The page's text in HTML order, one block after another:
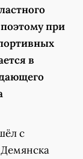
при
в
с